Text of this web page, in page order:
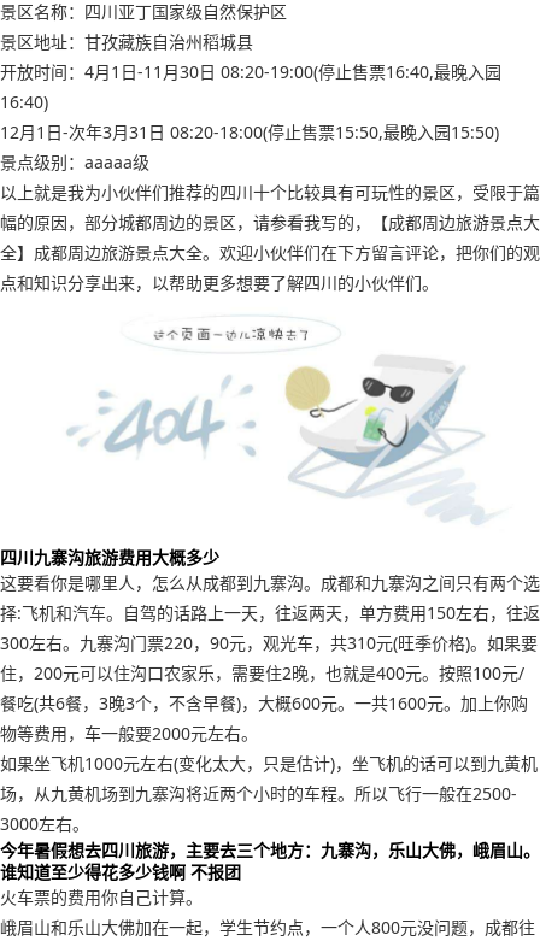
景区名称：四川亚丁国家级自然保护区
景区地址：甘孜藏族自治州稻城县
开放时间：4月1日-11月30日 08:20-19:00(停止售票16:40,最晚入园
16:40)
12月1日-次年3月31日 08:20-18:00(停止售票15:50,最晚入园15:50)
景点级别：aaaaa级
以上就是我为小伙伴们推荐的四川十个比较具有可玩性的景区，受限于篇
幅的原因，部分城都周边的景区，请参看我写的，【成都周边旅游景点大
全】成都周边旅游景点大全。欢迎小伙伴们在下方留言评论，把你们的观
点和知识分享出来，以帮助更多想要了解四川的小伙伴们。
四川九寨沟旅游费用大概多少
这要看你是哪里人，怎么从成都到九寨沟。成都和九寨沟之间只有两个选
择:飞机和汽车。自驾的话路上一天，往返两天，单方费用150左右，往返
300左右。九寨沟门票220，90元，观光车，共310元(旺季价格)。如果要
住，200元可以住沟口农家乐，需要住2晚，也就是400元。按照100元/
餐吃(共6餐，3晚3个，不含早餐)，大概600元。一共1600元。加上你购
物等费用，车一般要2000元左右。
如果坐飞机1000元左右(变化太大，只是估计)，坐飞机的话可以到九黄机
场，从九黄机场到九寨沟将近两个小时的车程。所以飞行一般在2500-
3000左右。
今年暑假想去四川旅游，主要去三个地方：九寨沟，乐山大佛，峨眉山。
谁知道至少得花多少钱啊 不报团
火车票的费用你自己计算。
峨眉山和乐山大佛加在一起，学生节约点，一个人800元没问题，成都往